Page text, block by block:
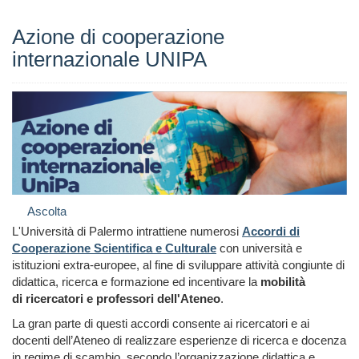
Azione di cooperazione
internazionale UNIPA
Ascolta
L'Università di Palermo intrattiene numerosi Accordi di
Cooperazione Scientifica e Culturale con università e
istituzioni extra-europee, al fine di sviluppare attività congiunte di
didattica, ricerca e formazione ed incentivare la mobilità
di ricercatori e professori dell'Ateneo.
La gran parte di questi accordi consente ai ricercatori e ai
docenti dell’Ateneo di realizzare esperienze di ricerca e docenza